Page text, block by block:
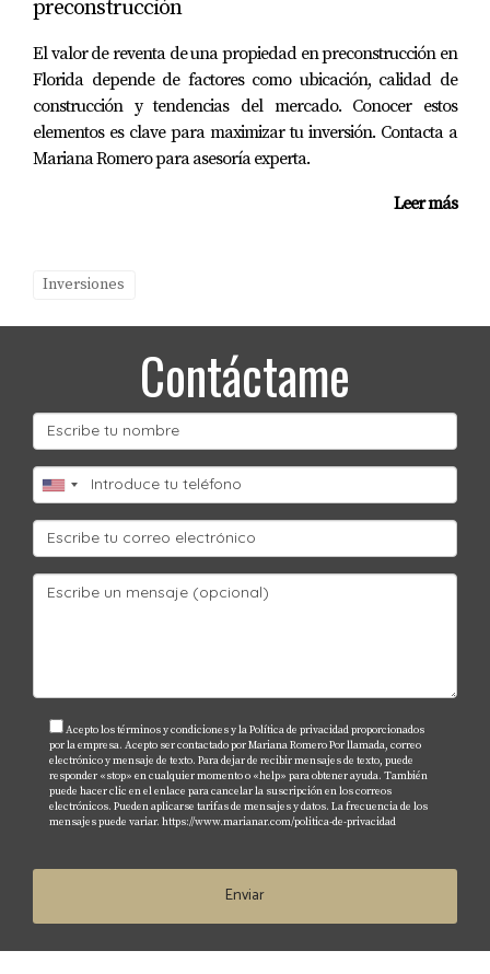
necesitas asesoramiento personalizado sobre qué
opción podría ser la mejor para ti, no dudes en
contactar a Mariana Romero.
PREGUNTAS FRECUENTES
¿Cuál es la ventaja principal de comprar
mantenimiento y ofrecen garantías del constructor,
¿Es mejor comprar una propiedad usada
si tengo un presupuesto limitado?
Sí, las propiedades usadas generalmente son más
asequibles inicialmente; sin embargo, considera los
costos potenciales de renovación.
¿Cómo afecta el financiamiento al costo
total de la propiedad?
¿Qué debo buscar al inspeccionar una
propiedad usada?
Es crucial revisar el estado del techo, plomería,
electricidad y cualquier signo de daño estructural o
preconstrucción
El valor de reventa de una propiedad en preconstrucción en
Florida depende de factores como ubicación, calidad de
construcción y tendencias del mercado. Conocer estos
elementos es clave para maximizar tu inversión. Contacta a
Mariana Romero para asesoría experta.
Leer más
Inversiones
Contáctame
Acepto los términos y condiciones y la Política de privacidad proporcionados
por la empresa. Acepto ser contactado por Mariana Romero Por llamada, correo
electrónico y mensaje de texto. Para dejar de recibir mensajes de texto, puede
responder «stop» en cualquier momento o «help» para obtener ayuda. También
puede hacer clic en el enlace para cancelar la suscripción en los correos
electrónicos. Pueden aplicarse tarifas de mensajes y datos. La frecuencia de los
mensajes puede variar. https://www.marianar.com/politica-de-privacidad
Enviar